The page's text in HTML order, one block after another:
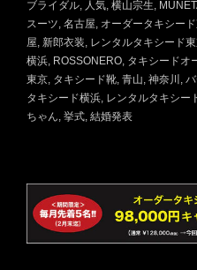
ブライダル 人気 横山宗生
スーツ 名古屋 オーダータキシー
屋 新郎衣装 レンタルタキシード
横浜 ROSSONERO タキシードオ
東京 タキシード靴 青山 神奈川
タキシード横浜 レンタルタキシー
ちゃん 挙式 結婚発表